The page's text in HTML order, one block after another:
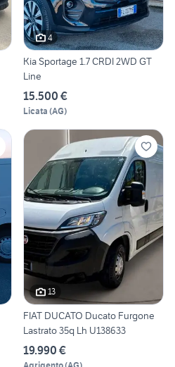
4
Kia Sportage 1.7 CRDI 2WD GT
Line
15.500 €
Licata (AG)
13
FIAT DUCATO Ducato Furgone
Lastrato 35q Lh U138633
19.990 €